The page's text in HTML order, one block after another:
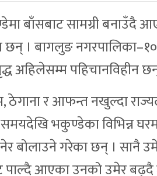
बाँसबाट सामग्री बनाउँदै
छन् । बागलुङ
अहिलेसम्म पहिचानविहीन
ठेगाना र आफन्त नखुल्दा
समयदेखि भकुण्डेका विभिन्न
बोलाउने गरेका छन् ।
पाल्दै आएका उनको उमेर